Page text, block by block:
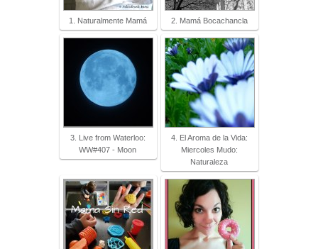
1. Naturalmente Mamá 2. Mamá Bocachancla
3. Live from Waterloo:
WW#407 - Moon
4. El Aroma de la Vida:
Miercoles Mudo:
Naturaleza